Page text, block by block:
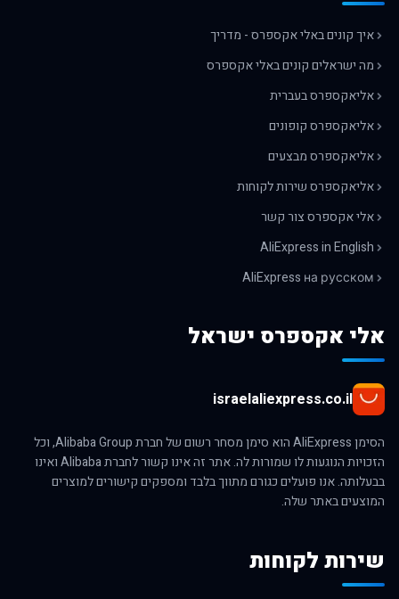
איך קונים באלי אקספרס - מדריך
מה ישראלים קונים באלי אקספרס
אליאקספרס בעברית
אליאקספרס קופונים
אליאקספרס מבצעים
אליאקספרס שירות לקוחות
אלי אקספרס צור קשר
AliExpress in English
AliExpress на русском
אלי אקספרס ישראל
israelaliexpress.co.il
הסימן AliExpress הוא סימן מסחר רשום של חברת Alibaba Group, וכל
הזכויות הנוגעות לו שמורות לה. אתר זה אינו קשור לחברת Alibaba ואינו
בבעלותה. אנו פועלים כגורם מתווך בלבד ומספקים קישורים למוצרים
המוצעים באתר שלה.
שירות לקוחות